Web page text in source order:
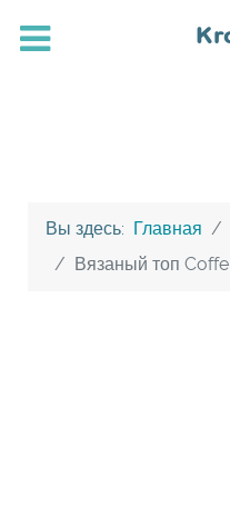
Вы здесь: Главная
Вязаный топ Coffe